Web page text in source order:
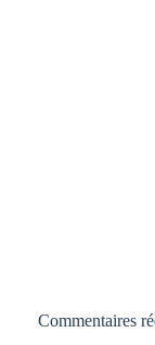
Commentaires